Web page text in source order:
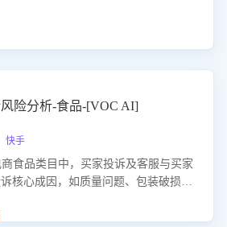
险分析-食品-[VOC AI]
手
食品类目中，买家投诉及客服与买家
核心成因，如质量问题、包装破损
满意度。